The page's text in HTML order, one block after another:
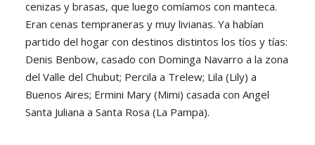
cenizas y brasas, que luego comíamos con manteca.
Eran cenas tempraneras y muy livianas. Ya habían
partido del hogar con destinos distintos los tíos y tías:
Denis Benbow, casado con Dominga Navarro a la zona
del Valle del Chubut; Percila a Trelew; Lila (Lily) a
Buenos Aires; Ermini Mary (Mimi) casada con Angel
Santa Juliana a Santa Rosa (La Pampa).